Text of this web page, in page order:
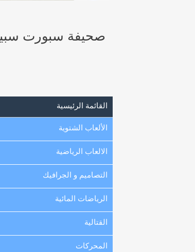
صحيفة سبورت سبيرت
القائمة الرئيسية
الألعاب الشتوية
الالعاب الرياضية
التصاميم و الجرافيك
الرياضات المائية
القتالية
المحركات